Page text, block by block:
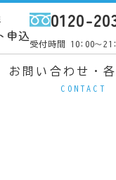
申込
0120-
受付時間 10:00～
お問い合わせ・
CONTACT